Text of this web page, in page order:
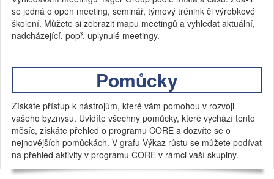
se jedná o open meeting, seminář, týmový trénink či výrobkové
školení. Můžete si zobrazit mapu meetingů a vyhledat aktuální,
nadcházející, popř. uplynulé meetingy.
Pomůcky
Získáte přístup k nástrojům, které vám pomohou v rozvoji
vašeho byznysu. Uvidíte všechny pomůcky, které vychází tento
měsíc, získáte přehled o programu CORE a dozvíte se o
nejnovějších pomůckách. V grafu Výkaz růstu se můžete podívat
na přehled aktivity v programu CORE v rámci vaší skupiny.